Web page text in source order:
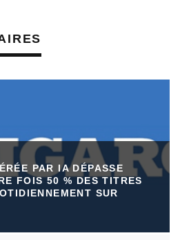
PAR IA DÉPASSE
FOIS 50 % DES TITRES
SUR